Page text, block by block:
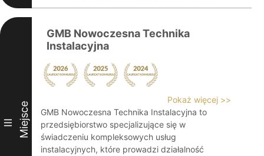
III Miejsce
GMB Nowoczesna Technika
Instalacyjna
Pokaż więcej >>
GMB Nowoczesna Technika Instalacyjna to
przedsiębiorstwo specjalizujące się w
świadczeniu kompleksowych usług
instalacyjnych, które prowadzi działalność